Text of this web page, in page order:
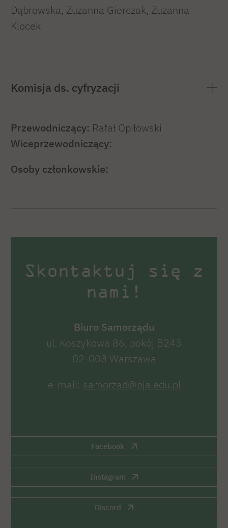
Dąbrowska, Zuzanna Gierczak, Zuzanna
Klocek
Komisja ds. cyfryzacji
Przewodniczący: Rafał Opiłowski
Wiceprzewodniczący:
Osoby członkowskie:
Skontaktuj się z
nami!
Biuro Samorządu
ul. Koszykowa 86, pokój B243
02-008 Warszawa
e-mail: samorzad@pja.edu.pl
Facebook
Instagram
Discord